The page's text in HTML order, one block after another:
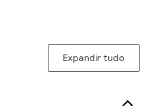
Expandir tudo